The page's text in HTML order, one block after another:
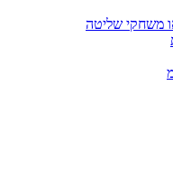
משחקי שליטה